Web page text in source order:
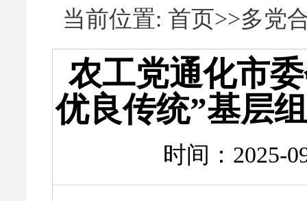
当前位置: 首页>>多党
农工党通化市
优良传统”基层
时间：2025-